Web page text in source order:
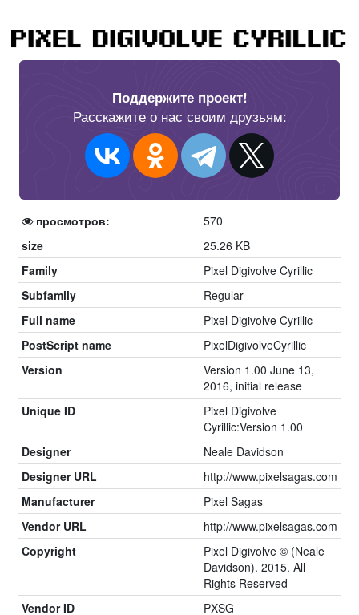
Поддержите проект!
Расскажите о нас своим друзьям:
просмотров:
570
size
25.26 KB
Family
Pixel Digivolve Cyrillic
Subfamily
Regular
Full name
Pixel Digivolve Cyrillic
PostScript name
PixelDigivolveCyrillic
Version
Version 1.00 June 13,
2016, initial release
Unique ID
Pixel Digivolve
Cyrillic:Version 1.00
Designer
Neale Davidson
Designer URL
http://www.pixelsagas.com
Manufacturer
Pixel Sagas
Vendor URL
http://www.pixelsagas.com
Copyright
Pixel Digivolve © (Neale
Davidson). 2015. All
Rights Reserved
Vendor ID
PXSG